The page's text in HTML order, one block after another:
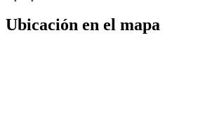
Ubicación en el mapa